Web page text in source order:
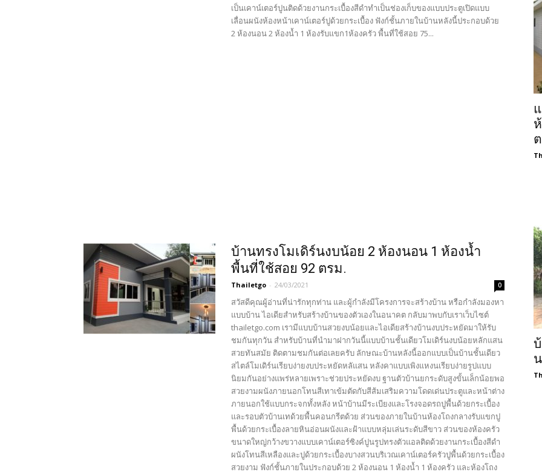
เป็นเคาน์เตอร์ปูนติดด้วยงานกระเบื้องสีดำทำเป็นช่องเก็บของแบบประตูเปิดแบบ
เลื่อนผนังห้องหน้าเคาน์เตอร์ปูด้วยกระเบื้อง ฟังก์ชั้นภายในบ้านหลังนี้ประกอบด้วย
2 ห้องนอน 2 ห้องน้ำ 1 ห้องรับแขก1ห้องครัว พื้นที่ใช้สอย 75...
บ้านทรงโมเดิร์นงบน้อย 2 ห้องนอน 1 ห้องน้ำ
พื้นที่ใช้สอย 92 ตรม.
Thailetgo - 24/03/2021 0
สวัสดีคุณผู้อ่านที่น่ารักทุกท่าน และผู้กำลังมีโครงการจะสร้างบ้าน หรือกำลังมองหา
แบบบ้าน ไอเดียสำหรับสร้างบ้านของตัวเองในอนาคต กลับมาพบกับเราเว็บไซต์
thailetgo.com เรามีแบบบ้านสวยงบน้อยและไอเดียสร้างบ้านงบประหยัดมาให้รับ
ชมกันทุกวัน สำหรับบ้านที่นำมาฝากวันนี้แบบบ้านชั้นเดียวโมเดิร์นงบน้อยหลักแสน
สวยทันสมัย ติดตามชมกันต่อเลยครับ ลักษณะบ้านหลังนี้ออกแบบเป็นบ้านชั้นเดียว
สไตล์โมเดิร์นเรียบง่ายงบประหยัดหลัแสน หลังคาแบบเพิงแหงนเรียบง่ายรูปแบบ
นิยมกันอย่างแพร่หลายเพราะช่วยประหยัดงบ ฐานตัวบ้านยกระดับสูงขั้นเล็กน้อยพอ
สวยงามผนังภายนอกโทนสีเทาเข้มตัดกับสีส้มเสริมความโดดเด่นประตูและหน้าต่าง
ภายนอกใช้แบบกระจกทั้งหลัง หน้าบ้านมีระเบียงและโรงจอดรถปูพื้นด้วยกระเบื้อง
และรอบตัวบ้านเทด้วยพื้นคอนกรีตด้วย ส่วนของภายในบ้านห้องโถงกลางรับแขกปู
พื้นด้วยกระเบื้องลายหินอ่อนผนังและฝ้าแบบหลุ่มเล่นระดับสีขาว ส่วนของห้องครัว
ขนาดใหญ่กว้างขวางแบบเคาน์เตอร์ซิงค์ปูนรูปทรงตัวแอลติดด้วยงานกระเบื้องสีดำ
ผนังโทนสีเหลืองและปูด้วยกระเบื้องบางสวนบริเวณเคาน์เตอร์ครัวปูพื้นด้วยกระเบื้อง
สวยงาม ฟังก์ชั้นภายในประกอบด้วย 2 ห้องนอน 1 ห้องน้ำ 1 ห้องครัว และห้องโถง